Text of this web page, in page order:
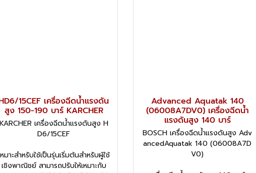
15CEF เครื่องฉีดน้ำแรงดัน
สูง 150-190 บาร์ KARCHER
KARCHER เครื่องฉีดน้ำแรงดันสูง H
D6/15CEF
มาะสำหรับใช้เป็นรุ่นเริ่มต้นสำหรับผู้ใช้
เชิงพาณิชย์ สามารถปรับให้เหมาะกับ
Advanced Aquatak 140
(06008A7DV0) เครื่องฉีดน้ำ
แรงดันสูง 140 บาร์
BOSCH เครื่องฉีดน้ำแรงดันสูง Adv
ancedAquatak 140 (06008A7D
V0)